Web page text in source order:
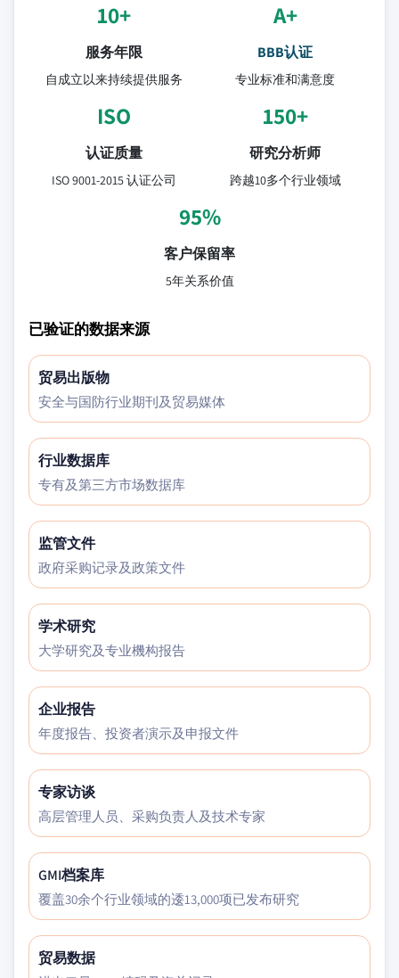
10+
服务年限
自成立以来持续提供服务
A+
BBB认证
专业标准和满意度
ISO
认证质量
ISO 9001-2015 认证公司
150+
研究分析师
跨越10多个行业领域
95%
客户保留率
5年关系价值
已验证的数据来源
贸易出版物
安全与国防行业期刊及贸易媒体
行业数据库
专有及第三方市场数据库
监管文件
政府采购记录及政策文件
学术研究
大学研究及专业機构报告
企业报告
年度报告、投资者演示及申报文件
专家访谈
高层管理人员、采购负责人及技术专家
GMI档案库
覆盖30余个行业领域的逶13,000项已发布研究
贸易数据